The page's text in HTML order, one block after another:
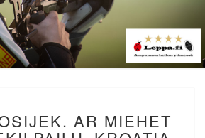
GP
OSIJEK.
AR MIEHET